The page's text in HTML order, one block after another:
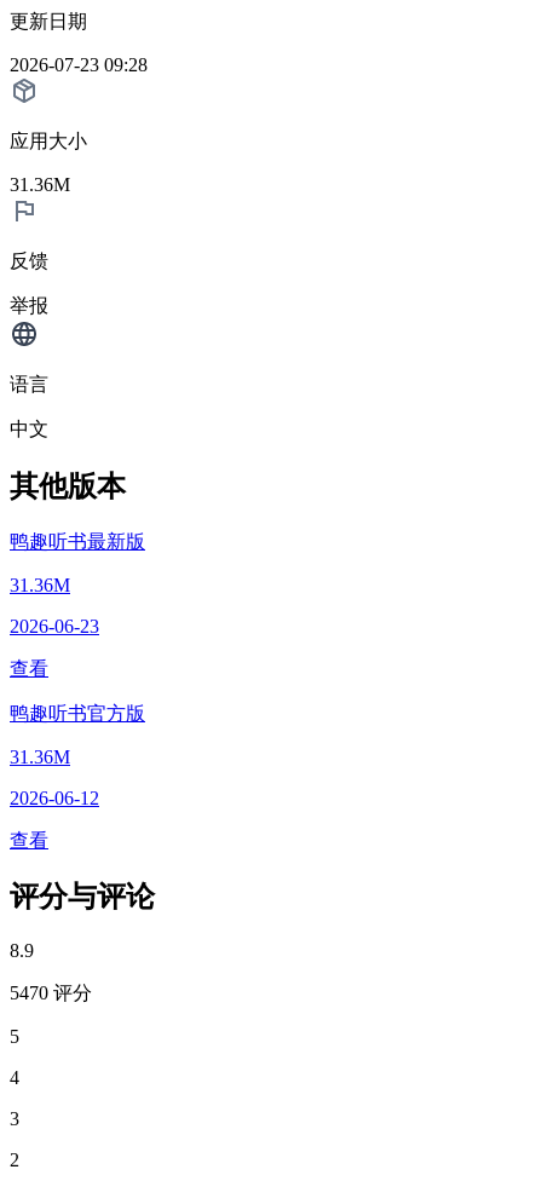
更新日期
2026-07-23 09:28
应用大小
31.36M
反馈
举报
语言
中文
其他版本
鸭趣听书最新版
31.36M
2026-06-23
查看
鸭趣听书官方版
31.36M
2026-06-12
查看
评分与评论
8.9
5470 评分
5
4
3
2